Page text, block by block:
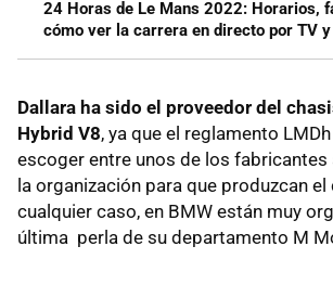
24 Horas de Le Mans 2022: Horarios,
cómo ver la carrera en directo por TV
Dallara ha sido el proveedor del
Hybrid V8, ya que el reglamento
escoger entre unos de los
la organización para que produzcan el
cualquier caso, en BMW están muy
última perla de su departamento M